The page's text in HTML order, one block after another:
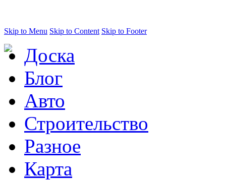
Skip to Menu Skip to Content Skip to Footer
Доска
Блог
Авто
Строительство
Разное
Карта